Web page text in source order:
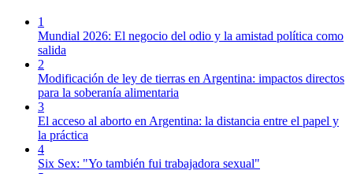
1
Mundial 2026: El negocio del odio y la amistad política como
salida
2
Modificación de ley de tierras en Argentina: impactos directos
para la soberanía alimentaria
3
El acceso al aborto en Argentina: la distancia entre el papel y
la práctica
4
Six Sex: "Yo también fui trabajadora sexual"